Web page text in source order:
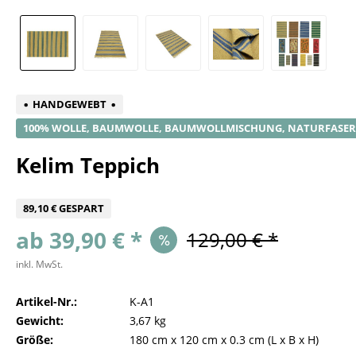
HANDGEWEBT
100% WOLLE, BAUMWOLLE, BAUMWOLLMISCHUNG,
Kelim Teppich
89,10 € GESPART
ab 39,90 € * 129,00 € *
inkl. MwSt.
Artikel-Nr.:
K-A1
Gewicht:
3,67 kg
Größe:
180 cm x 120 cm x 0.3 cm (L x B x H)